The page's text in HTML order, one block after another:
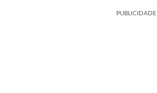
PUBLICIDADE